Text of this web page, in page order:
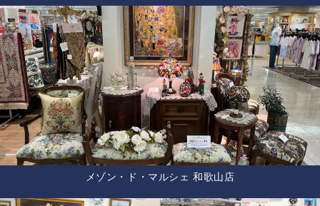
メゾン・ド・マルシェ 和歌山店